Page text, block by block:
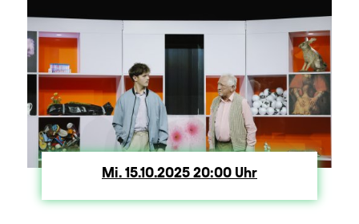
Mi. Mittwoch
15.10.2025 20:00Uhr